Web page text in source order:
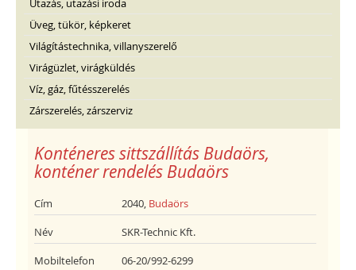
Utazás, utazási iroda
Üveg, tükör, képkeret
Világítástechnika, villanyszerelő
Virágüzlet, virágküldés
Víz, gáz, fűtésszerelés
Zárszerelés, zárszerviz
Konténeres sittszállítás Budaörs,
konténer rendelés Budaörs
Cím 2040, Budaörs
Név SKR-Technic Kft.
Mobiltelefon 06-20/992-6299